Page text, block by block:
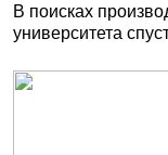
В поисках
университета